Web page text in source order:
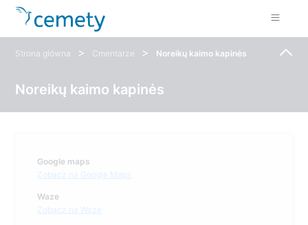
Strona główna > Cmentarze > Noreikų kaimo kapinės
Noreikų kaimo kapinės
Google maps
Zobacz na Google Maps
Waze
Zobacz na Waze